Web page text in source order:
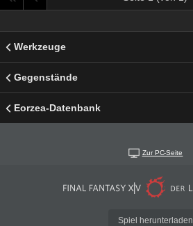
Werkzeuge
Gegenstände
Eorzea-Datenbank
Zur PC-Seite
Spiel herunterladen